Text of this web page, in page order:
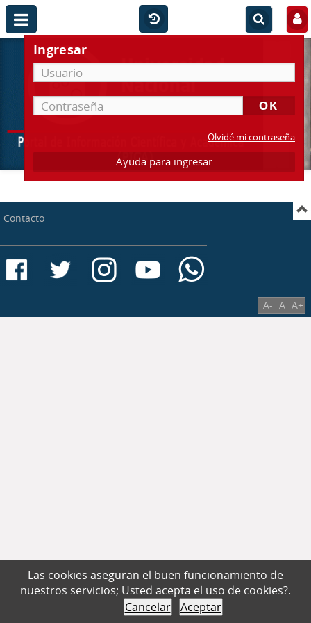
Ingresar
Olvidé mi contraseña
Ayuda para ingresar
Contacto
A- A A+
Las cookies aseguran el buen funcionamiento de
nuestros servicios; Usted acepta el uso de cookies?.
Cancelar
Aceptar